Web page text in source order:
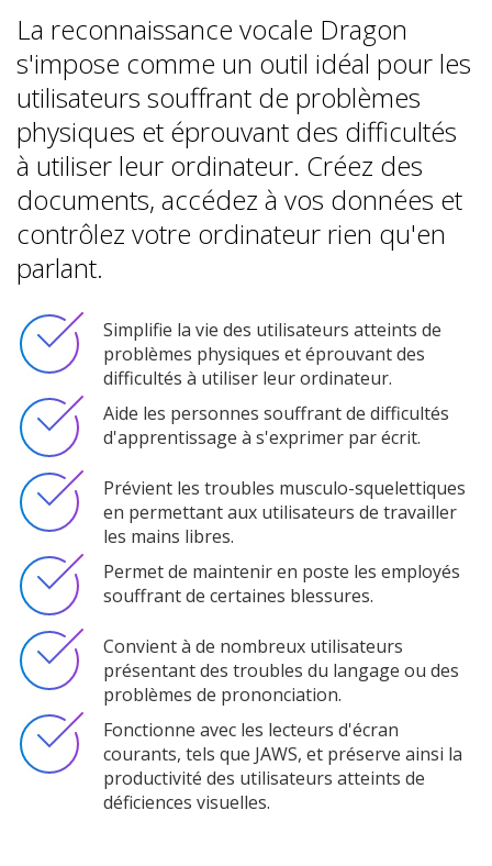
La reconnaissance vocale Dragon
s'impose comme un outil idéal pour les
utilisateurs souffrant de problèmes
physiques et éprouvant des difficultés
à utiliser leur ordinateur. Créez des
documents, accédez à vos données et
contrôlez votre ordinateur rien qu'en
parlant.
Simplifie la vie des utilisateurs atteints de
problèmes physiques et éprouvant des
difficultés à utiliser leur ordinateur.
Aide les personnes souffrant de difficultés
d'apprentissage à s'exprimer par écrit.
Prévient les troubles musculo-squelettiques
en permettant aux utilisateurs de travailler
les mains libres.
Permet de maintenir en poste les employés
souffrant de certaines blessures.
Convient à de nombreux utilisateurs
présentant des troubles du langage ou des
problèmes de prononciation.
Fonctionne avec les lecteurs d'écran
courants, tels que JAWS, et préserve ainsi la
productivité des utilisateurs atteints de
déficiences visuelles.